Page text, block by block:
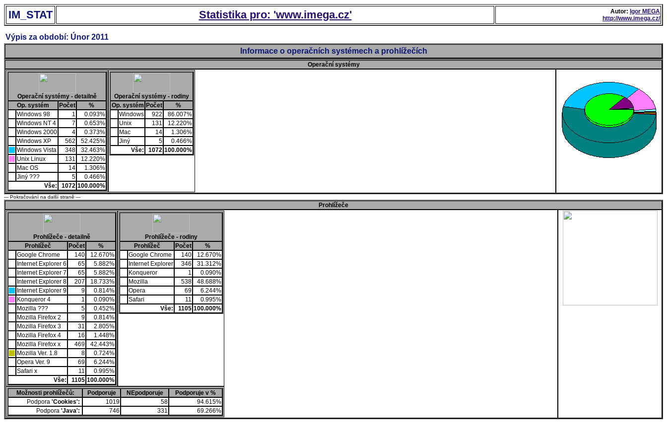
IM_STAT Statistika pro: 'www.imega.cz' Autor: Igor MEGA
http://www.imega.cz/
Výpis za období: Únor 2011
Informace o operačních systémech a prohlížečích
Operační systémy
Operační systémy - detailně
Op. systém
Počet
%
Windows 98
1
0.093%
Windows NT 4
7
0.653%
Windows 2000
4
0.373%
Windows XP
562
52.425%
Windows Vista
348
32.463%
Unix Linux
131
12.220%
Mac OS
14
1.306%
Jiný ???
5
0.466%
Vše:
1072 100.000%
Operační systémy - rodiny
Op. systém Počet
%
Windows
922
86.007%
Unix
131
12.220%
Mac
14
1.306%
Jiný
5
0.466%
Vše:
1072 100.000%
--- Pokračování na další straně ---
Prohlížeče
Prohlížeče - detailně
Prohlížeč
Počet
%
Google Chrome
140
12.670%
Internet Explorer 6
65
5.882%
Internet Explorer 7
65
5.882%
Internet Explorer 8
207
18.733%
Internet Explorer 9
9
0.814%
Konqueror 4
1
0.090%
Mozilla ???
5
0.452%
Mozilla Firefox 2
9
0.814%
Mozilla Firefox 3
31
2.805%
Mozilla Firefox 4
16
1.448%
Mozilla Firefox x
469
42.443%
Mozilla Ver. 1.8
8
0.724%
Opera Ver. 9
69
6.244%
Safari x
11
0.995%
Vše:
1105 100.000%
Prohlížeče - rodiny
Prohlížeč
Počet
%
Google Chrome
140
12.670%
Internet Explorer
346
31.312%
Konqueror
1
0.090%
Mozilla
538
48.688%
Opera
69
6.244%
Safari
11
0.995%
Vše:
1105 100.000%
Možnosti prohlížečů: Podporuje NEpodporuje
Podporuje v %
Podpora 'Cookies': 1019 58
94.615%
Podpora 'Java': 746 331 69.266%